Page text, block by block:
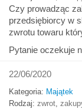
Czy prowadząc
przedsiębiorcy w
zwrotu towaru
Pytanie oczekuje
22/06/2020
Kategoria: Majątek
Rodzaj: zwrot